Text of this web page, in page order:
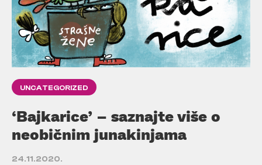
UNCATEGORIZED
‘Bajkarice’ – saznajte više o
neobičnim junakinjama
24.11.2020.